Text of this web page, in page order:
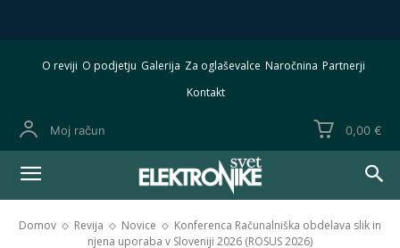
O reviji O podjetju Galerija Za oglaševalce Naročnina Partnerji
Kontakt
Moj račun 0,00 €
Domov Revija Novice
Konferenca Računalniška obdelava slik in
njena uporaba v Sloveniji 2026 (ROSUS 2026)